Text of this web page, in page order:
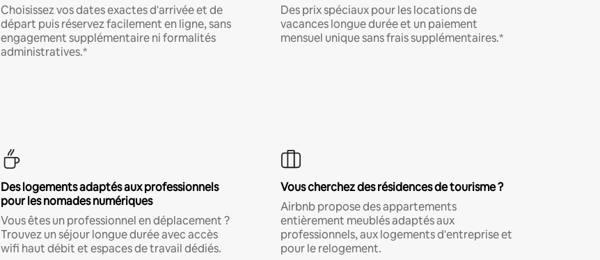
Choisissez vos dates exactes d'arrivée et de
départ puis réservez facilement en ligne, sans
engagement supplémentaire ni formalités
administratives.*
Des prix spéciaux pour les locations de
vacances longue durée et un paiement
mensuel unique sans frais supplémentaires.*
Des logements adaptés aux professionnels
pour les nomades numériques
Vous êtes un professionnel en déplacement ?
Trouvez un séjour longue durée avec accès
wifi haut débit et espaces de travail dédiés.
Vous cherchez des résidences de tourisme ?
Airbnb propose des appartements
entièrement meublés adaptés aux
professionnels, aux logements d'entreprise et
pour le relogement.